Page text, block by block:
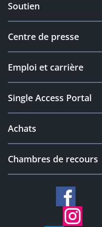
Soutien
Centre de presse
Emploi et carrière
Single Access Portal
Achats
Chambres de recours